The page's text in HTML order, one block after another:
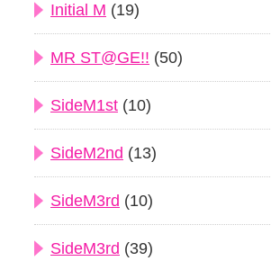
Initial M (19)
MR ST@GE!! (50)
SideM1st (10)
SideM2nd (13)
SideM3rd (10)
SideM3rd (39)